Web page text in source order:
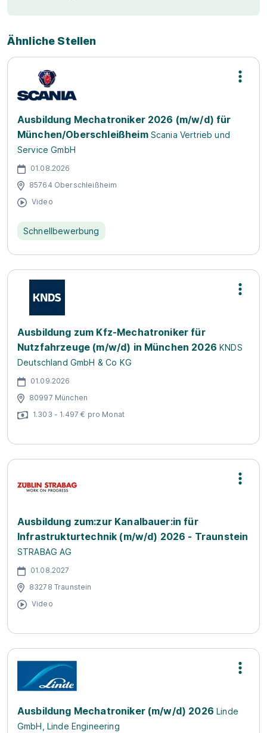
Ähnliche Stellen
Ausbildung Mechatroniker 2026 (m/w/d) für
München/Oberschleißheim Scania Vertrieb und
Service GmbH
01.08.2026
85764 Oberschleißheim
Video
Schnellbewerbung
Ausbildung zum Kfz-Mechatroniker für
Nutzfahrzeuge (m/w/d) in München 2026 KNDS
Deutschland GmbH & Co KG
01.09.2026
80997 München
1.303 - 1.497 € pro Monat
Ausbildung zum:zur Kanalbauer:in für
Infrastrukturtechnik (m/w/d) 2026 - Traunstein
STRABAG AG
01.08.2027
83278 Traunstein
Video
Ausbildung Mechatroniker (m/w/d) 2026 Linde
GmbH, Linde Engineering